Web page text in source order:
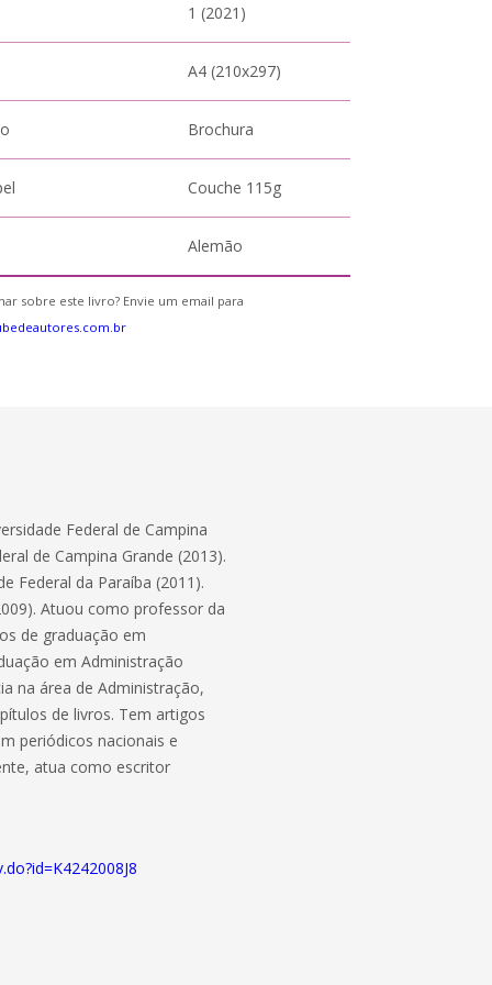
1 (2021)
A4 (210x297)
Brochura
Couche 115g
Alemão
sobre este livro? Envie um email para
Federal de Campina
de Campina Grande (2013).
Federal da Paraíba (2011).
Atuou como professor da
de graduação em
em Administração
na área de Administração,
de livros. Tem artigos
periódicos nacionais e
atua como escritor